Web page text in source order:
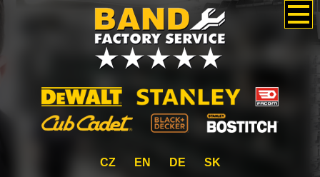
CZ EN DE SK